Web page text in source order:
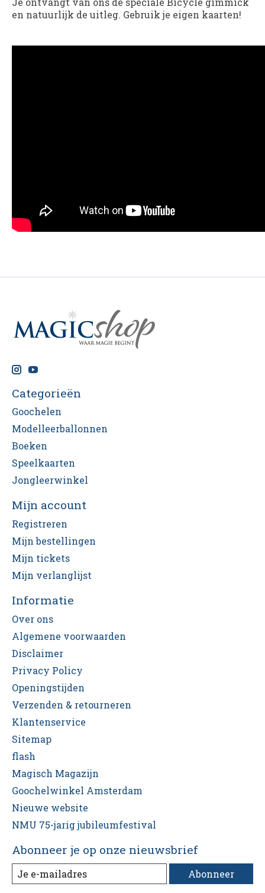
en natuurlijk de uitleg. Gebruik je eigen kaarten!
Categorieën
Goochelen
Modelleerballonnen
Boeken
Speelkaarten
Jongleerwinkel
Mijn account
Registreren
Mijn bestellingen
Mijn tickets
Mijn verlanglijst
Informatie
Over ons
Algemene voorwaarden
Disclaimer
Privacy Policy
Openingstijden
Verzenden & retourneren
Klantenservice
Sitemap
flash
Magisch Magazijn
Goochelwinkel Amsterdam
Nieuwe website
NMU 75-jarig jubileumfestival
Abonneer je op onze nieuwsbrief
Abonneer